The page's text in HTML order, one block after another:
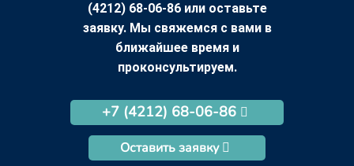
(4212) 68-06-86 или оставьте
заявку. Мы свяжемся с вами в
ближайшее время и
проконсультируем.
+7 (4212) 68-06-86
Оставить заявку